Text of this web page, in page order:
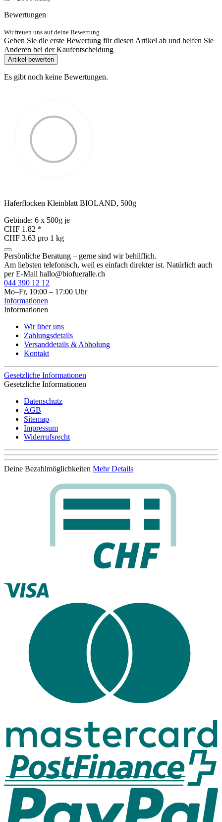
Bewertungen
Wir freuen uns auf deine Bewertung
Geben Sie die erste Bewertung für diesen Artikel ab und helfen Sie
Anderen bei der Kaufentscheidung
Artikel bewerten
Es gibt noch keine Bewertungen.
Haferflocken Kleinblatt BIOLAND, 500g
Gebinde: 6 x 500g je
CHF 1.82 *
CHF 3.63 pro 1 kg
Persönliche Beratung – gerne sind wir behilflich.
Am liebsten telefonisch, weil es einfach direkter ist. Natürlich auch
per E-Mail hallo@biofueralle.ch
044 390 12 12
Mo–Fr, 10:00 – 17:00 Uhr
Informationen
Informationen
Wir über uns
Zahlungsdetails
Versanddetails & Abholung
Kontakt
Gesetzliche Informationen
Gesetzliche Informationen
Datenschutz
AGB
Sitemap
Impressum
Widerrufsrecht
Deine Bezahlmöglichkeiten Mehr Details